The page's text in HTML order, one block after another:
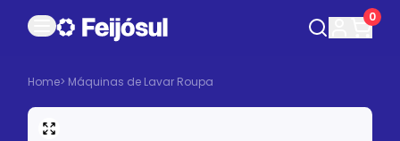
0
Home> Máquinas de Lavar Roupa